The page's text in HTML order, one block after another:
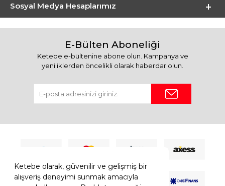
Ketebe olarak, güvenilir ve gelişmiş bir
alışveriş deneyimi sunmak amacıyla
Sosyal Medya Hesaplarımız
E-Bülten Aboneliği
Ketebe e-bültenine abone olun. Kampanya ve
yeniliklerden öncelikli olarak haberdar olun.